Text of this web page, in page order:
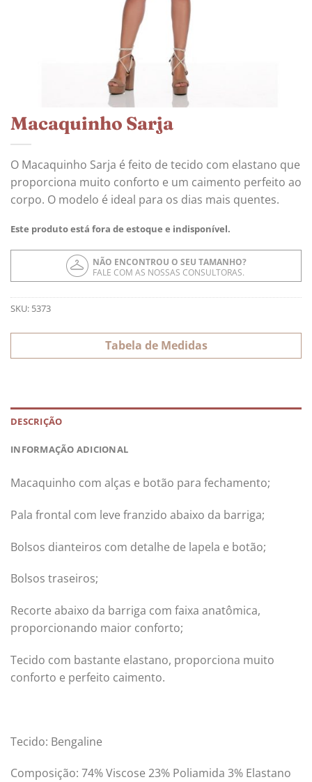
Macaquinho Sarja
O Macaquinho Sarja é feito de tecido com elastano que
proporciona muito conforto e um caimento perfeito ao
corpo. O modelo é ideal para os dias mais quentes.
Este produto está fora de estoque e indisponível.
NÃO ENCONTROU O SEU TAMANHO?
FALE COM AS NOSSAS CONSULTORAS.
SKU: 5373
Tabela de Medidas
DESCRIÇÃO
INFORMAÇÃO ADICIONAL
Macaquinho com alças e botão para fechamento;
Pala frontal com leve franzido abaixo da barriga;
Bolsos dianteiros com detalhe de lapela e botão;
Bolsos traseiros;
Recorte abaixo da barriga com faixa anatômica,
proporcionando maior conforto;
Tecido com bastante elastano, proporciona muito
conforto e perfeito caimento.
Tecido: Bengaline
Composição: 74% Viscose 23% Poliamida 3% Elastano